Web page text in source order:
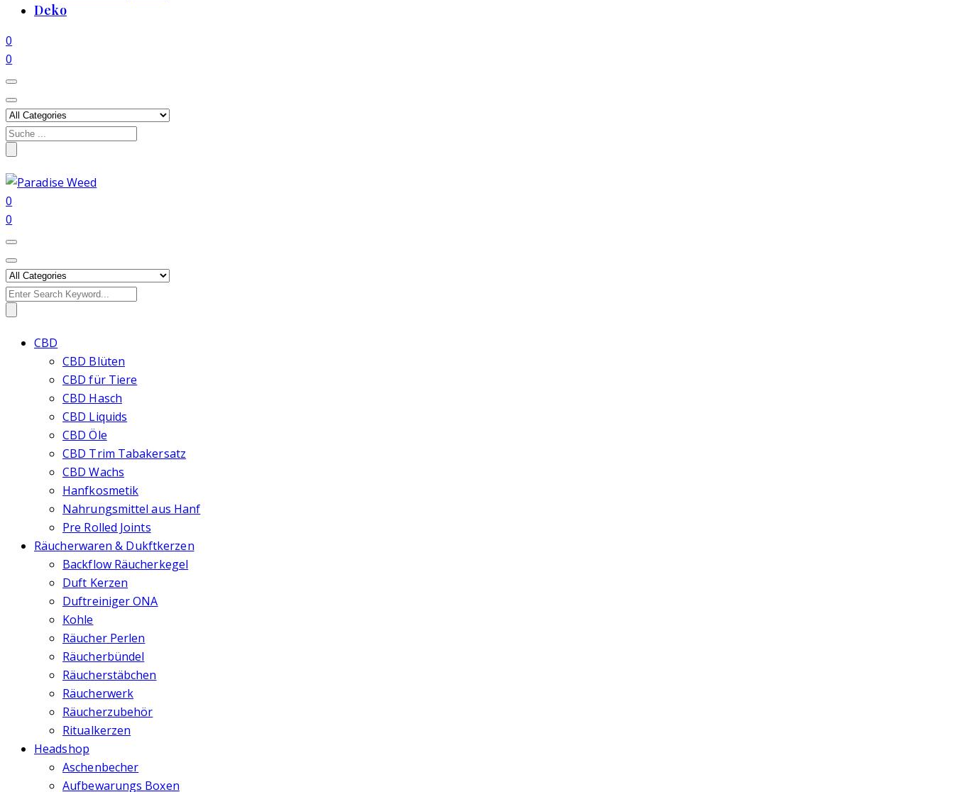
Deko
0
0
Search
0
0
Search
CBD
CBD Blüten
CBD für Tiere
CBD Hasch
CBD Liquids
CBD Öle
CBD Trim Tabakersatz
CBD Wachs
Hanfkosmetik
Nahrungsmittel aus Hanf
Pre Rolled Joints
Räucherwaren & Dukftkerzen
Backflow Räucherkegel
Duft Kerzen
Duftreiniger ONA
Kohle
Räucher Perlen
Räucherbündel
Räucherstäbchen
Räucherwerk
Räucherzubehör
Ritualkerzen
Headshop
Aschenbecher
Aufbewarungs Boxen